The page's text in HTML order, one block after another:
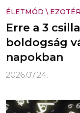
ÉLETMÓD \
Erre a 3
boldogság
napokban
2026.07.24.